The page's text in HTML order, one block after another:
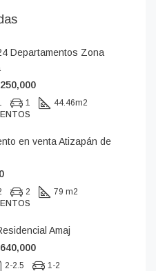
Departamentos Zona
1 44.46m2
en venta Atizapán de
2
79 m2
Amaj
2-2.5
1-2